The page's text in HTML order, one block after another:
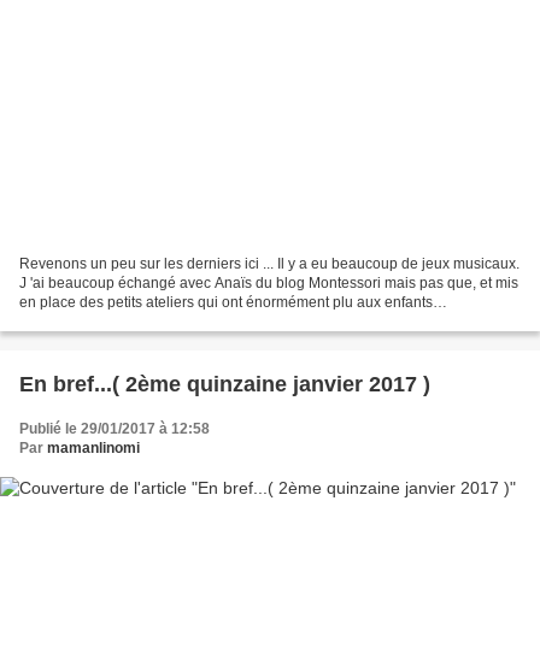
Revenons un peu sur les derniers ici ... Il y a eu beaucoup de jeux musicaux.
J 'ai beaucoup échangé avec Anaïs du blog Montessori mais pas que, et mis
en place des petits ateliers qui ont énormément plu aux enfants
En bref...( 2ème quinzaine janvier 2017 )
Publié le 29/01/2017 à 12:58
Par mamanlinomi